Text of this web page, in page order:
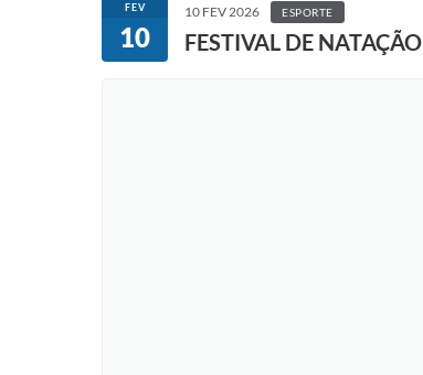
FEV
10
10 FEV 2026 ESPORTE
FESTIVAL DE NATAÇÃO